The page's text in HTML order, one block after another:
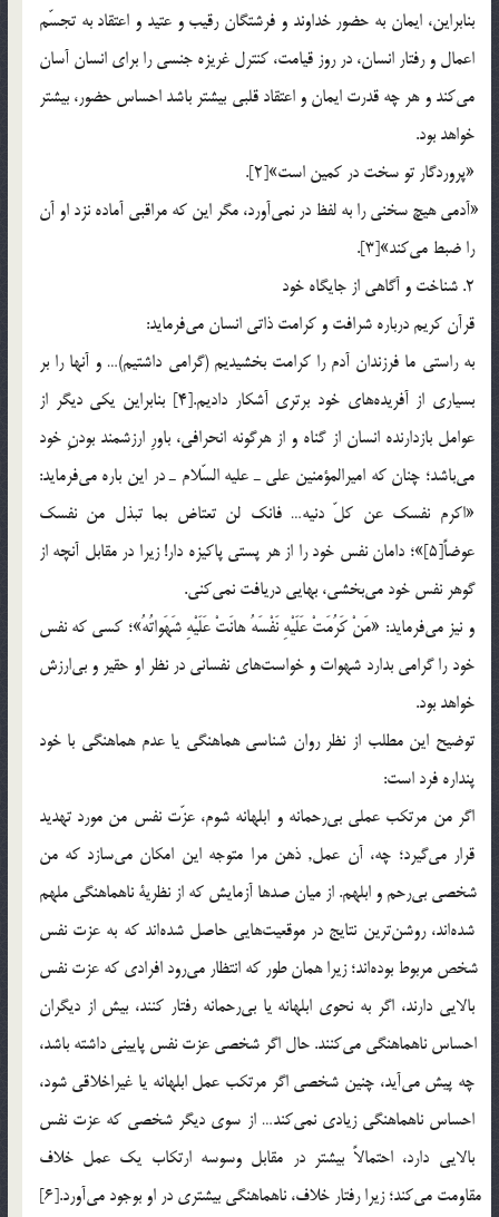
بنابراين، ايمان به حضور خداوند و فرشتگان رقيب و عتيد و اعتقاد به تجسّم
اعمال و رفتار انسان، در روز قيامت، كنترل غريزه جنسي را براي انسان آسان
مي‎كند و هر چه قدرت ايمان و اعتقاد قلبي بيشتر باشد احساس حضور، بيشتر
خواهد بود.
«پروردگار تو سخت در كمين است»[2].
«آدمي هيچ سخني را به لفظ در نمي‎آورد، مگر اين كه مراقبي آماده نزد او آن
را ضبط مي‎كند»[3].
2. شناخت و آگاهي از جايگاه خود
قرآن كريم درباره شرافت و كرامت ذاتي انسان مي‎فرمايد:
به راستي ما فرزندان آدم را كرامت بخشيديم (گرامي داشتيم)… و آنها را بر
بسياري از آفريده‎هاي خود برتري آشكار داديم.[4] بنابراين يكي ديگر از
عوامل بازدارنده انسان از گناه و از هرگونه انحرافي، باورِ ارزشمند بودنِ خود
مي‎باشد؛ چنان كه اميرالمؤمنين علي ـ عليه السّلام ـ در اين باره مي‎فرمايد:
«اكرم نفسك عن كلّ دنيه… فانك لن تعتاض بما تبذل من نفسك
عوضاً[5]»؛ دامان نفس خود را از هر پستي پاكيزه دار! زيرا در مقابل آنچه از
گوهر نفس خود مي‎بخشي، بهايي دريافت نمي‎كني.
و نيز مي‎فرمايد: «مَنْ كَرُمَتْ عَلَيْهِ نَفْسَهُ هانَتْ عَلَيْهِ‌ شَهَواتُهُ»؛ كسي كه نفس
خود را گرامي بدارد شهوات و خواست‎هاي نفساني در نظر او حقير و بي‎ارزش
خواهد بود.
توضيح اين مطلب از نظر روان شناسي هماهنگي يا عدم هماهنگي با خود
پنداره فرد است:
اگر من مرتكب عملي بي‎رحمانه و ابلهانه شوم، عزّت نفس من مورد تهديد
قرار مي‎گيرد؛ چه، آن عمل, ذهن مرا متوجه اين امكان مي‎سازد كه من
شخصي بي‎رحم و ابلهم. از ميان صدها آزمايش كه از نظرية ناهماهنگي ملهم
شده‎اند، روشن‎ترين نتايج در موقعيت‎هايي حاصل شده‎اند كه به عزت نفس
شخص مربوط بوده‎اند؛ زيرا همان طور كه انتظار مي‎رود افرادي كه عزت نفس
بالايي دارند، اگر به نحوي ابلهانه يا بي‎رحمانه رفتار كنند، بيش از ديگران
احساس ناهماهنگي مي‎كنند. حال اگر شخصي عزت نفس پاييني داشته باشد،
چه پيش مي‎آيد، چنين شخصي اگر مرتكب عمل ابلهانه يا غيراخلاقي شود،
احساس ناهماهنگي زيادي نمي‎كند… از سوي ديگر شخصي كه عزت نفس
بالايي دارد، احتمالاً بيشتر در مقابل وسوسه ارتكاب يك عمل خلاف
مقاومت مي‎كند؛ زيرا رفتار خلاف، ناهماهنگي بيشتري در او بوجود مي‎آورد.[6]